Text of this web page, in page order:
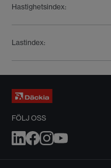
Hastighetsindex:
Lastindex:
FÖLJ OSS